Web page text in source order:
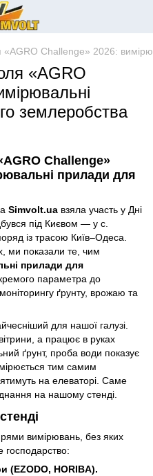
«AGRO Challenge» 2026:
«AGRO
землеробства
Challenge»
прилади для
Simvolt.ua взяла участь у Дні
під Києвом — у с.
із трасою Київ–Одеса.
ми показали те, чим
прилади для
параметра до
ґрунту, врожаю та
для нашої галузі.
а працює в руках
ґрунт, проба води показує
тим самим
на елеваторі. Саме
на нашому стенді.
вимірювань, без яких
господарство:
(EZODO, HORIBA).